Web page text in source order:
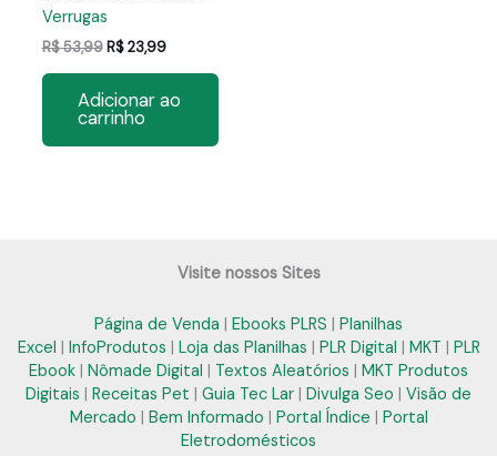
Verrugas
R$53,99 O
era:
R$ 53,99.
R$23,99O
é:
Adicionar ao
carrinho
Visite nossos Sites
Página de Venda | Ebooks PLRS | Planilhas
Excel | InfoProdutos | Loja das Planilhas | PLR Digital | MKT | PLR
Ebook | Nômade Digital | Textos Aleatórios | MKT Produtos
Digitais | Receitas Pet | Guia Tec Lar | Divulga Seo | Visão de
Mercado | Bem Informado | Portal Índice | Portal
Eletrodomésticos